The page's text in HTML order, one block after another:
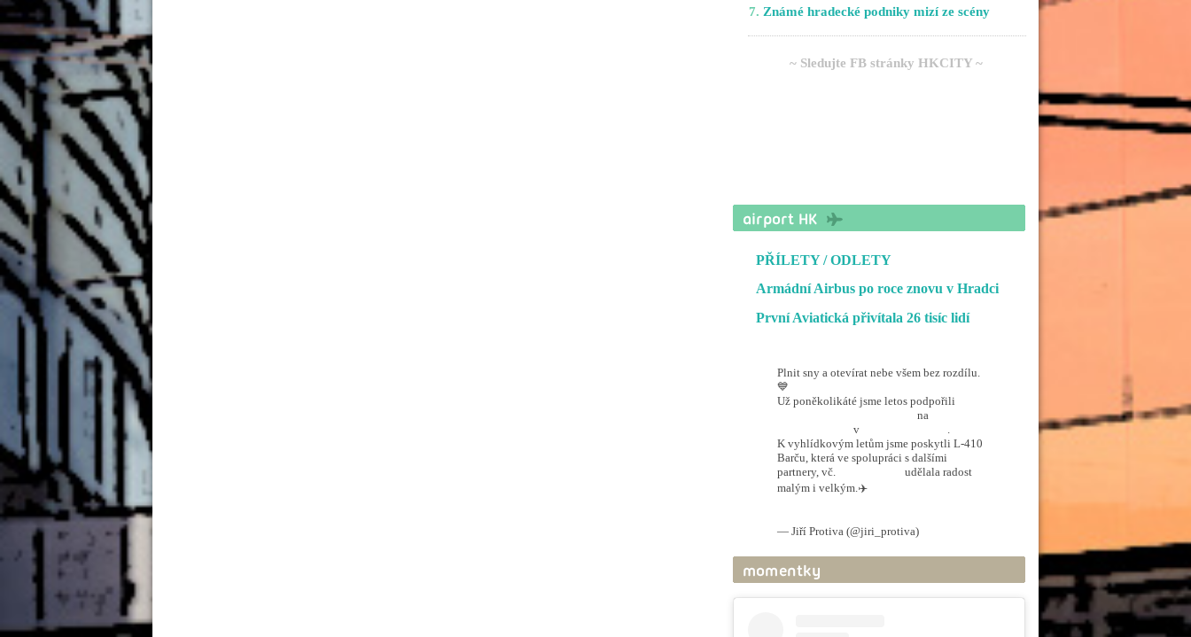
7. Známé hradecké podniky mizí ze scény
~ Sledujte FB stránky HKCITY ~
PŘÍLETY / ODLETY
Armádní Airbus po roce znovu v Hradci
První Aviatická přivítala 26 tisíc lidí
Plnit sny a otevírat nebe všem bez rozdílu.
💙
Už poněkolikáté jsme letos podpořili
na
v
.
K vyhlídkovým letům jsme poskytli L-410
Barču, která ve spolupráci s dalšími
partnery, vč.
udělala radost
malým i velkým.✈️
— Jiří Protiva (@jiri_protiva)